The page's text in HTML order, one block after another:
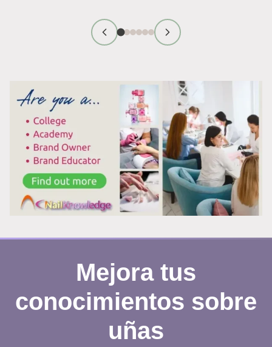
DAÑADAS:
LO
SE
CURA
LO
QUE
PERMANECE
Mejora tus
conocimientos sobre
uñas